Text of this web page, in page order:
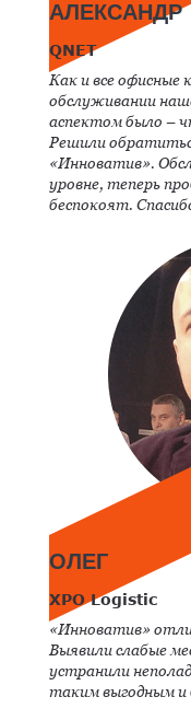
АЛЕКСАНДР
QNET
Как и все офисные
обслуживании
аспектом было –
Решили
«Инноватив».
уровне, теперь
беспокоят.
ОЛЕГ
XPO Logistic
«Инноватив»
Выявили слабые
устранили
таким выгодным